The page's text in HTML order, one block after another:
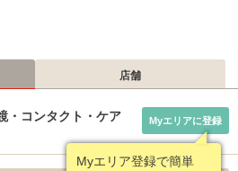
店舗
・コンタクト・ケア
Myエリア登録で簡単
Myエリアに登録